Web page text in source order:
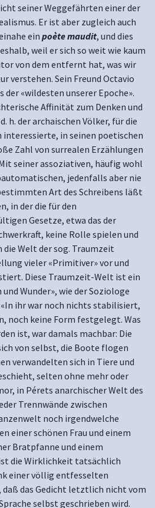
seiner Weggefährten einer der
Er ist aber zugleich auch
ein poète maudit, und dies
weil er sich so weit wie kaum
von dem entfernt hat, was wir
verstehen. Sein Freund Octavio
der «wildesten unserer Epoche».
Affinität zum Denken und
h. der archaischen Völker, für die
interessierte, in seinen poetischen
Zahl von surrealen Erzählungen
seiner assoziativen, häufig wohl
jedenfalls aber nie
Art des Schreibens läßt
in der die für den
Gesetze, etwa das der
keine Rolle spielen und
Welt der sog. Traumzeit
vieler «Primitiver» vor und
Diese Traumzeit-Welt ist ein
Wunder», wie der Soziologe
ihr war noch nichts stabilisiert,
noch keine Form festgelegt. Was
ist, war damals machbar: Die
von selbst, die Boote flogen
verwandelten sich in Tiere und
selten ohne mehr oder
in Pérets anarchischer Welt des
Trennwände zwischen
noch irgendwelche
einer schönen Frau und einem
Bratpfanne und einem
die Wirklichkeit tatsächlich
einer völlig entfesselten
das Gedicht letztlich nicht vom
selbst geschrieben wird.